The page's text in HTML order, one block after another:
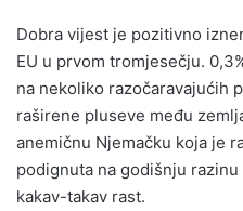
Dobra vijest je pozitivno
EU u prvom tromjesečju.
na nekoliko razočaravajućih
raširene pluseve među
anemičnu Njemačku koja je
podignuta na godišnju
kakav-takav rast.